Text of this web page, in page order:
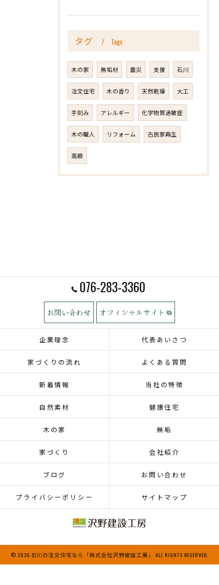
タグ Tags
木の家 無垢材 震災 支援 石川
注文住宅 木の香り 天然乾燥 大工
手刻み アレルギー 化学物質過敏症
木の職人 リフォーム 古民家再生
高級
076-283-3360
お問い合わせ オフィシャルサイト
企業理念 代表あいさつ
家づくりの流れ よくある質問
新着情報 当社の特徴
自然素材 健康住宅
木の家 無垢
家づくり 会社紹介
ブログ お問い合わせ
プライバシーポリシー サイトマップ
© 2026 石川の注文住宅なら「株式会社沢野建設工房」 ALL RIGHTS RESERVED.